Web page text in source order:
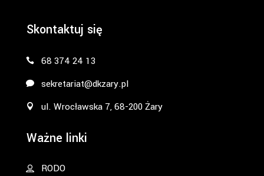
Skontaktuj się
68 374 24 13
sekretariat@dkzary.pl
ul. Wrocławska 7, 68-200 Żary
Ważne linki
RODO